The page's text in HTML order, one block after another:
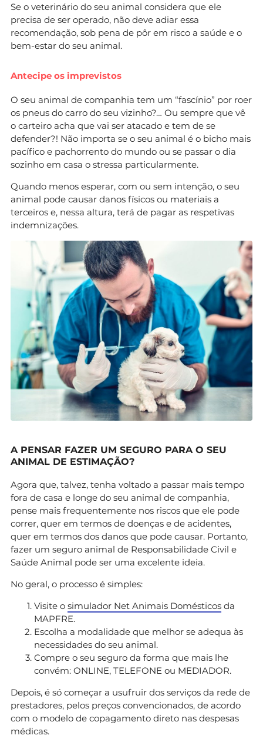
Se o veterinário do seu animal considera que ele
precisa de ser operado, não deve adiar essa
recomendação, sob pena de pôr em risco a saúde e o
bem-estar do seu animal.
Antecipe os imprevistos
O seu animal de companhia tem um “fascínio” por roer
os pneus do carro do seu vizinho?… Ou sempre que vê
o carteiro acha que vai ser atacado e tem de se
defender?! Não importa se o seu animal é o bicho mais
pacífico e pachorrento do mundo ou se passar o dia
sozinho em casa o stressa particularmente.
Quando menos esperar, com ou sem intenção, o seu
animal pode causar danos físicos ou materiais a
terceiros e, nessa altura, terá de pagar as respetivas
indemnizações.
A PENSAR FAZER UM SEGURO PARA O SEU
ANIMAL DE ESTIMAÇÃO?
Agora que, talvez, tenha voltado a passar mais tempo
fora de casa e longe do seu animal de companhia,
pense mais frequentemente nos riscos que ele pode
correr, quer em termos de doenças e de acidentes,
quer em termos dos danos que pode causar. Portanto,
fazer um seguro animal de Responsabilidade Civil e
Saúde Animal pode ser uma excelente ideia.
No geral, o processo é simples:
Visite o simulador Net Animais Domésticos da
MAPFRE.
Escolha a modalidade que melhor se adequa às
necessidades do seu animal.
Compre o seu seguro da forma que mais lhe
convém: ONLINE, TELEFONE ou MEDIADOR.
Depois, é só começar a usufruir dos serviços da rede de
prestadores, pelos preços convencionados, de acordo
com o modelo de copagamento direto nas despesas
médicas.